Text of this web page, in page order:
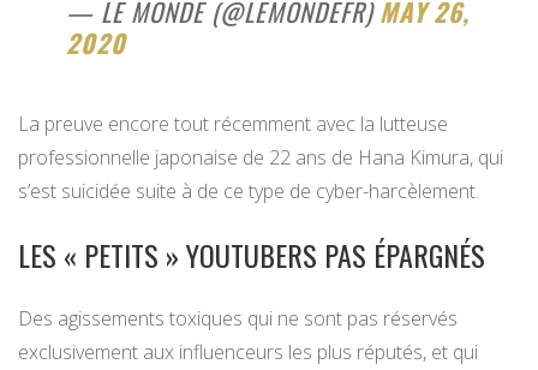
— LE MONDE (@LEMONDEFR)MAY 26,
2020
La preuve encore tout récemment avec la lutteuse
professionnelle japonaise de 22 ans de Hana Kimura, qui
s’est suicidée suite à de ce type de cyber-harcèlement.
LES « PETITS » YOUTUBERS PAS ÉPARGNÉS
Des agissements toxiques qui ne sont pas réservés
exclusivement aux influenceurs les plus réputés, et qui